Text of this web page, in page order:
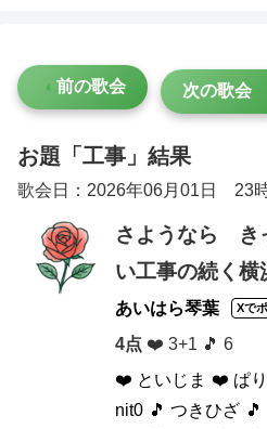
前の歌会 次の歌会
お題「工事」結果
歌会日：2026年06月01日 23
さようなら き
い工事の続く横
あいはら琴葉 Xで
4点 ❤️ 3+1 🎵 6
❤️ といじま ❤️ ぱ
nit0 🎵 つきひざ 🎵